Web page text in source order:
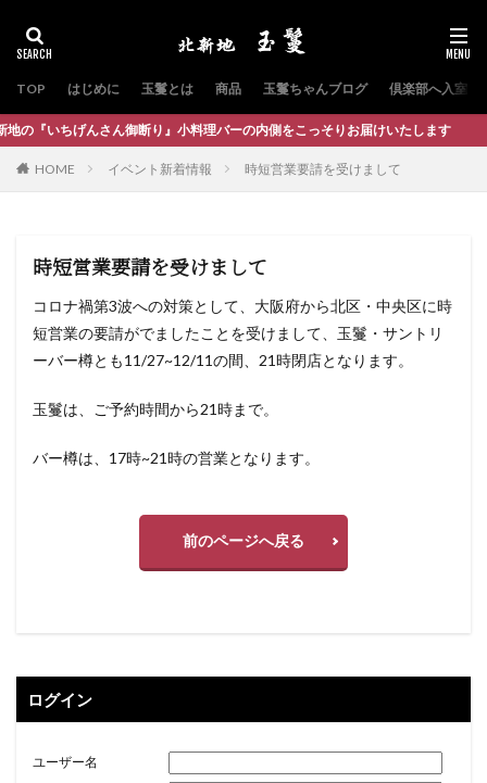
TOP はじめに 玉鬘とは 商品 玉鬘ちゃんブログ 倶楽部へ入室
『いちげんさん御断り』小料理バーの内側をこっそりお届けいたします
HOME イベント新着情報 時短営業要請を受けまして
時短営業要請を受けまして
コロナ禍第3波への対策として、大阪府から北区・中央区に時
短営業の要請がでましたことを受けまして、玉鬘・サントリ
ーバー樽とも11/27~12/11の間、21時閉店となります。
玉鬘は、ご予約時間から21時まで。
バー樽は、17時~21時の営業となります。
前のページへ戻る
ログイン
ユーザー名